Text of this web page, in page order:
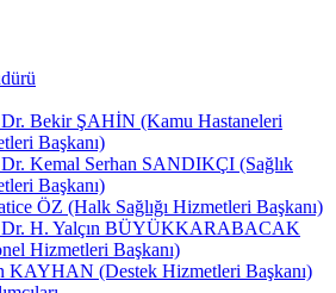
Bekir ŞAHİN (Kamu Hastaneleri
Başkanı)
Kemal Serhan SANDIKÇI (Sağlık
Başkanı)
ÖZ (Halk Sağlığı Hizmetleri Başkanı)
H. Yalçın BÜYÜKKARABACAK
Hizmetleri Başkanı)
KAYHAN (Destek Hizmetleri Başkanı)